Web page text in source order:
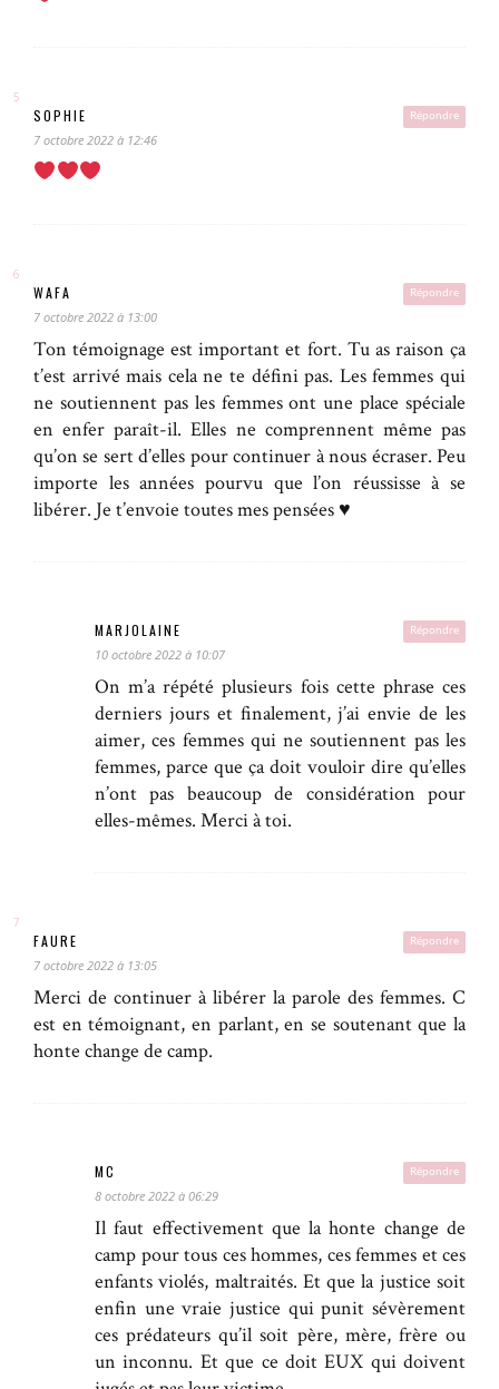
Répondre
SOPHIE
7 octobre 2022 à 12:46
Répondre
WAFA
7 octobre 2022 à 13:00
Ton témoignage est important et fort. Tu as raison ça
t’est arrivé mais cela ne te défini pas. Les femmes qui
ne soutiennent pas les femmes ont une place spéciale
en enfer paraît-il. Elles ne comprennent même pas
qu’on se sert d’elles pour continuer à nous écraser. Peu
importe les années pourvu que l’on réussisse à se
libérer. Je t’envoie toutes mes pensées ♥️
Répondre
MARJOLAINE
10 octobre 2022 à 10:07
On m’a répété plusieurs fois cette phrase ces
derniers jours et finalement, j’ai envie de les
aimer, ces femmes qui ne soutiennent pas les
femmes, parce que ça doit vouloir dire qu’elles
n’ont pas beaucoup de considération pour
elles-mêmes. Merci à toi.
Répondre
FAURE
7 octobre 2022 à 13:05
Merci de continuer à libérer la parole des femmes. C
est en témoignant, en parlant, en se soutenant que la
honte change de camp.
Répondre
MC
8 octobre 2022 à 06:29
Il faut effectivement que la honte change de
camp pour tous ces hommes, ces femmes et ces
enfants violés, maltraités. Et que la justice soit
enfin une vraie justice qui punit sévèrement
ces prédateurs qu’il soit père, mère, frère ou
un inconnu. Et que ce doit EUX qui doivent